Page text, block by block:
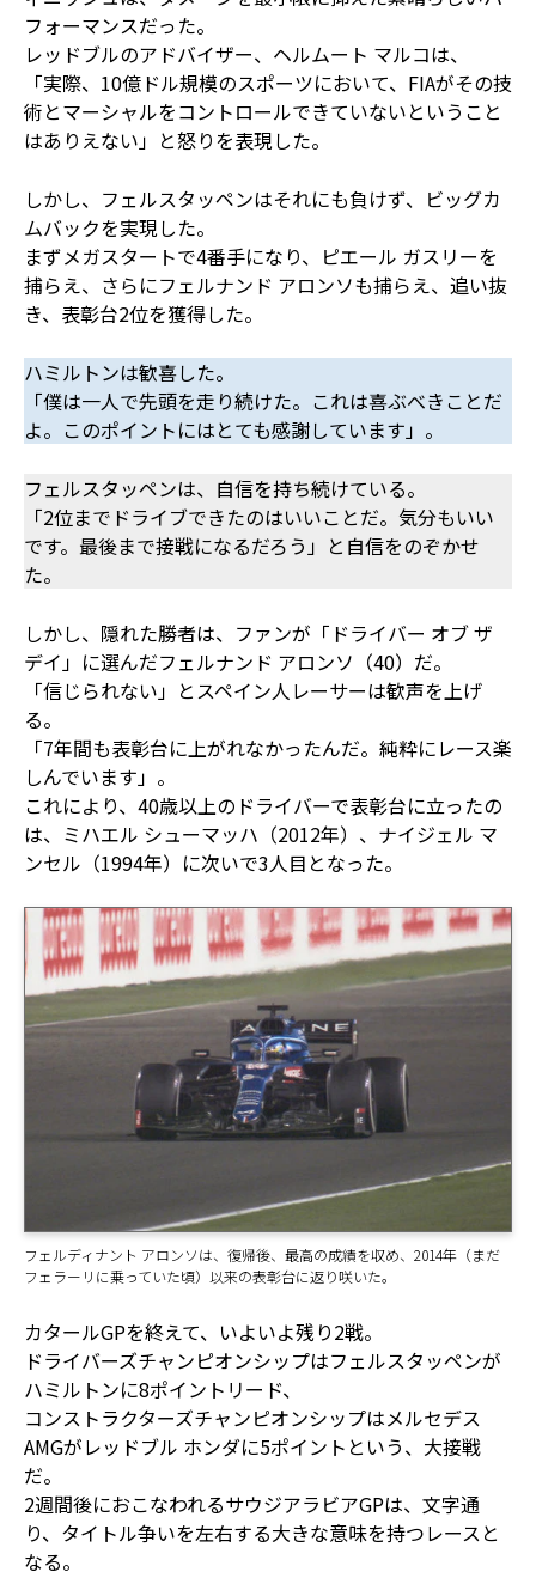
フォーマンスだった。
レッドブルのアドバイザー、ヘルムート マルコは、
「実際、10億ドル規模のスポーツにおいて、FIAがその技
術とマーシャルをコントロールできていないということ
はありえない」と怒りを表現した。
しかし、フェルスタッペンはそれにも負けず、ビッグカ
ムバックを実現した。
まずメガスタートで4番手になり、ピエール ガスリーを
捕らえ、さらにフェルナンド アロンソも捕らえ、追い抜
き、表彰台2位を獲得した。
ハミルトンは歓喜した。
「僕は一人で先頭を走り続けた。これは喜ぶべきことだ
よ。このポイントにはとても感謝しています」。
フェルスタッペンは、自信を持ち続けている。
「2位までドライブできたのはいいことだ。気分もいい
です。最後まで接戦になるだろう」と自信をのぞかせ
た。
しかし、隠れた勝者は、ファンが「ドライバー オブ ザ
デイ」に選んだフェルナンド アロンソ（40）だ。
「信じられない」とスペイン人レーサーは歓声を上げ
る。
「7年間も表彰台に上がれなかったんだ。純粋にレース楽
しんでいます」。
これにより、40歳以上のドライバーで表彰台に立ったの
は、ミハエル シューマッハ（2012年）、ナイジェル マ
ンセル（1994年）に次いで3人目となった。
フェルディナント アロンソは、復帰後、最高の成績を収め、2014年（まだ
フェラーリに乗っていた頃）以来の表彰台に返り咲いた。
カタールGPを終えて、いよいよ残り2戦。
ドライバーズチャンピオンシップはフェルスタッペンが
ハミルトンに8ポイントリード、
コンストラクターズチャンピオンシップはメルセデス
AMGがレッドブル ホンダに5ポイントという、大接戦
だ。
2週間後におこなわれるサウジアラビアGPは、文字通
り、タイトル争いを左右する大きな意味を持つレースと
なる。